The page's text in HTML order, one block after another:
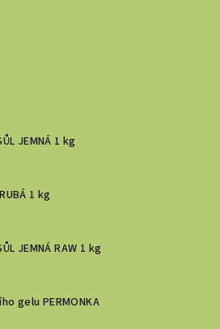
JEMNÁ 1 kg
1 kg
JEMNÁ RAW 1 kg
gelu PERMONKA